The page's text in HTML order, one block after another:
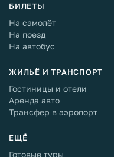
БИЛЕТЫ
На самолёт
На поезд
На автобус
ЖИЛЬЁ И ТРАНСПОРТ
Гостиницы и отели
Аренда авто
Трансфер в аэропорт
ЕЩЁ
Готовые туры